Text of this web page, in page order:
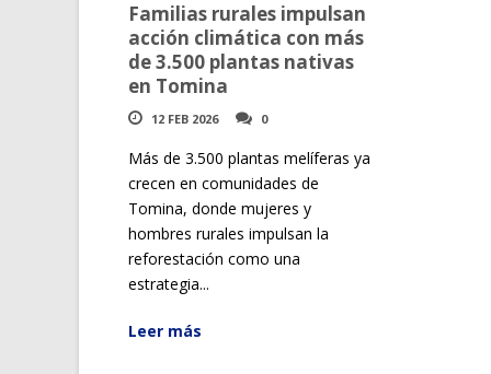
Familias rurales impulsan
acción climática con más
de 3.500 plantas nativas
en Tomina
12 FEB 2026 0
Más de 3.500 plantas melíferas ya
crecen en comunidades de
Tomina, donde mujeres y
hombres rurales impulsan la
reforestación como una
estrategia...
Leer más